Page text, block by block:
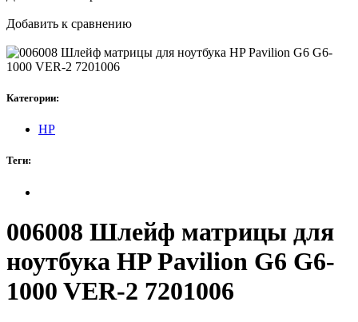
Добавить к сравнению
Категории:
HP
Теги:
006008 Шлейф матрицы для
ноутбука HP Pavilion G6 G6-
1000 VER-2 7201006